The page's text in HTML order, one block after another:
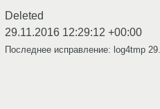
Deleted
29.11.2016 12:29:12 +00:00
Последнее исправление: log4tmp